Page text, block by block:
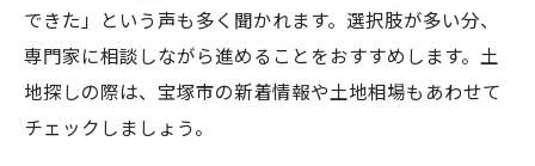
できた」という声も多く聞かれます。選択肢が多い分、
専門家に相談しながら進めることをおすすめします。土
地探しの際は、宝塚市の新着情報や土地相場もあわせて
チェックしましょう。